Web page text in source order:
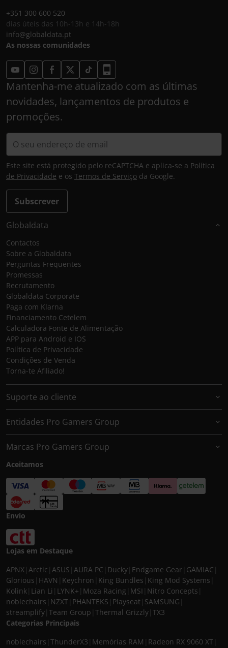
+351 300 600 520
dias úteis das 10h-13h e 14h-18h
info@globaldata.pt
As nossas comunidades
Mantenha-me atualizado com as últimas
novidades, lançamentos de produtos e
promoções.
Subscrever
Este site está protegido pelo reCAPTCHA e aplica-se a Política
de Privacidade e os Termos de Serviço da Google.
Globaldata
Contactos
Sobre a Globaldata
Perguntas Frequentes
Promessas
Recrutamento
Globaldata Corporate
Paga com Klarna
Financiamento Cetelem
Calculadora Fonte de Alimentação
APP para Android e IOS
Política de Privacidade
Condições de Venda
Torna-te Afiliado!
Suporte ao cliente
Entidades Pro Gamers Group
Marcas Pro Gamers Group
Aceitamos
Envio
Lojas em Destaque
APNX Arctic ASUS AURA PC Ducky Endgame Gear GAMIAC
Glorious HAVN Keychron King Bundles King Mod Systems
Kolink Lian Li LYNK+ Moza Racing MSI Nitro Concepts
noblechairs NZXT PHANTEKS Playseat SAMSUNG
streamplify Team Group Thermal Grizzly TX3
Categorias Principais
noblechairs ThunderX3 Memórias RAM Radeon RX 9060 XT